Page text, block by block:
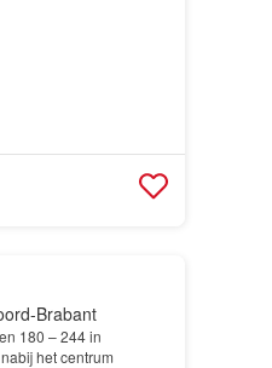
Brabant
180 – 244 in
het centrum